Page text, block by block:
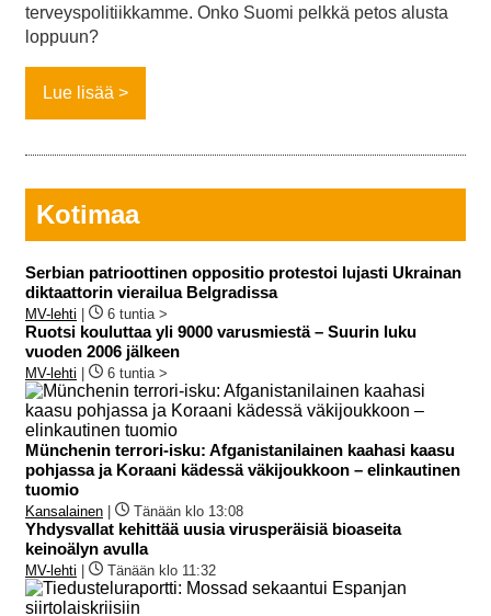
terveyspolitiikkamme. Onko Suomi pelkkä petos alusta
loppuun?
Lue lisää
Kotimaa
Serbian patrioottinen oppositio protestoi lujasti Ukrainan
diktaattorin vierailua Belgradissa
MV-lehti 6 tuntia >
Ruotsi kouluttaa yli 9000 varusmiestä – Suurin luku
vuoden 2006 jälkeen
MV-lehti 6 tuntia >
Münchenin terrori-isku: Afganistanilainen kaahasi kaasu
pohjassa ja Koraani kädessä väkijoukkoon – elinkautinen
tuomio
Kansalainen Tänään klo 13:08
Yhdysvallat kehittää uusia virusperäisiä bioaseita
keinoälyn avulla
MV-lehti Tänään klo 11:32